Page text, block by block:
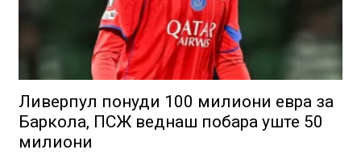
Ливерпул понуди 100 милиони евра за
Баркола, ПСЖ веднаш побара уште 50
милиони